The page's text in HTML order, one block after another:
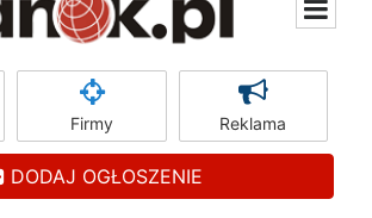
Firmy Reklama
DODAJ OGŁOSZENIE